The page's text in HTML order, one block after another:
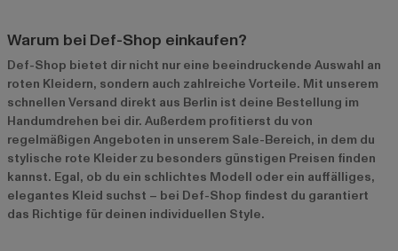
Warum bei Def-Shop einkaufen?
Def-Shop bietet dir nicht nur eine beeindruckende Auswahl an
roten Kleidern, sondern auch zahlreiche Vorteile. Mit unserem
schnellen Versand direkt aus Berlin ist deine Bestellung im
Handumdrehen bei dir. Außerdem profitierst du von
regelmäßigen Angeboten in unserem Sale-Bereich, in dem du
stylische rote Kleider zu besonders günstigen Preisen finden
kannst. Egal, ob du ein schlichtes Modell oder ein auffälliges,
elegantes Kleid suchst – bei Def-Shop findest du garantiert
das Richtige für deinen individuellen Style.